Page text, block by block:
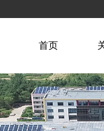
首页